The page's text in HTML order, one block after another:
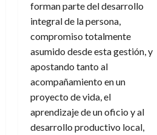
forman parte del desarrollo
integral de la persona,
compromiso totalmente
asumido desde esta gestión, y
apostando tanto al
acompañamiento en un
proyecto de vida, el
aprendizaje de un oficio y al
desarrollo productivo local,